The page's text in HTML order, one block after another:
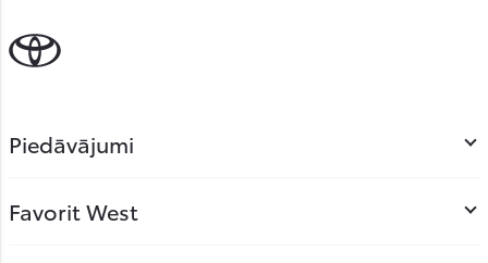
Piedāvājumi
Favorit West